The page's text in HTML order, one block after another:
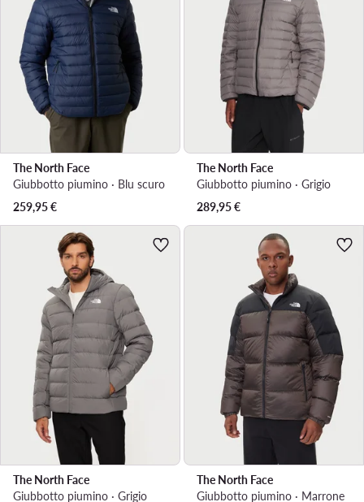
The North Face
Giubbotto piumino · Blu scuro
259,95€
The North Face
Giubbotto piumino · Grigio
289,95€
The North Face
Giubbotto piumino · Grigio
The North Face
Giubbotto piumino · Marrone